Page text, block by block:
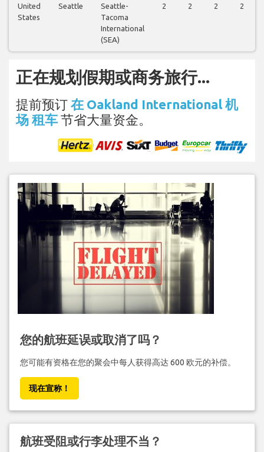
United
States
Seattle
Seattle-
Tacoma
International
(SEA)
2 2 2 2
正在规划假期或商务旅行...
提前预订 在 Oakland International 机
场 租车 节省大量资金。
您的航班延误或取消了吗？
您可能有资格在您的聚会中每人获得高达 600 欧元的补偿。
现在宣称！
航班受阻或行李处理不当？